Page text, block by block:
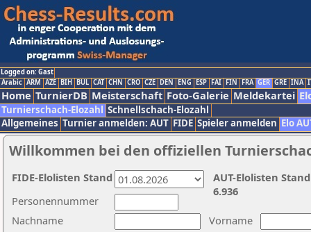
Logged on: Gast
Arabic ARM AZE BIH BUL CAT CHN CRO CZE DEN ENG ESP FAI FIN FRA GER GRE INA
Home TurnierDB Meisterschaft Foto-Galerie Meldekartei
Turnierschach-Elozahl Schnellschach-Elozahl
Allgemeines Turnier anmelden: AUT FIDE Spieler anmelden Elo
Willkommen bei den offiziellen
Nachname
Vorname
Personennummer
AUT-Elolisten
6.936
FIDE-Elolisten Stand